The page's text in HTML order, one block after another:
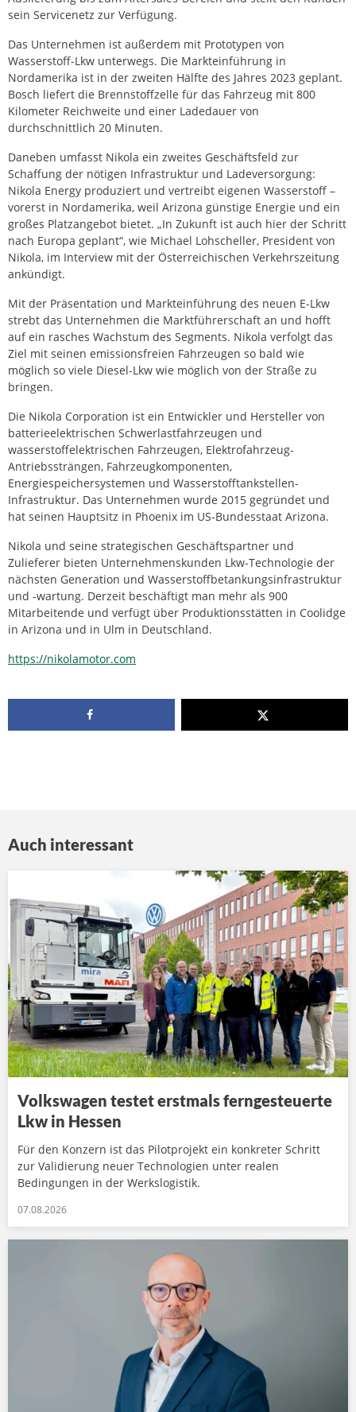
sein Servicenetz zur Verfügung.
Das Unternehmen ist außerdem mit Prototypen von
Wasserstoff-Lkw unterwegs. Die Markteinführung in
Nordamerika ist in der zweiten Hälfte des Jahres 2023 geplant.
Bosch liefert die Brennstoffzelle für das Fahrzeug mit 800
Kilometer Reichweite und einer Ladedauer von
durchschnittlich 20 Minuten.
Daneben umfasst Nikola ein zweites Geschäftsfeld zur
Schaffung der nötigen Infrastruktur und Ladeversorgung:
Nikola Energy produziert und vertreibt eigenen Wasserstoff –
vorerst in Nordamerika, weil Arizona günstige Energie und ein
großes Platzangebot bietet. „In Zukunft ist auch hier der Schritt
nach Europa geplant“, wie Michael Lohscheller, President von
Nikola, im Interview mit der Österreichischen Verkehrszeitung
ankündigt.
Mit der Präsentation und Markteinführung des neuen E-Lkw
strebt das Unternehmen die Marktführerschaft an und hofft
auf ein rasches Wachstum des Segments. Nikola verfolgt das
Ziel mit seinen emissionsfreien Fahrzeugen so bald wie
möglich so viele Diesel-Lkw wie möglich von der Straße zu
bringen.
Die Nikola Corporation ist ein Entwickler und Hersteller von
batterieelektrischen Schwerlastfahrzeugen und
wasserstoffelektrischen Fahrzeugen, Elektrofahrzeug-
Antriebssträngen, Fahrzeugkomponenten,
Energiespeichersystemen und Wasserstofftankstellen-
Infrastruktur. Das Unternehmen wurde 2015 gegründet und
hat seinen Hauptsitz in Phoenix im US-Bundesstaat Arizona.
Nikola und seine strategischen Geschäftspartner und
Zulieferer bieten Unternehmenskunden Lkw-Technologie der
nächsten Generation und Wasserstoffbetankungsinfrastruktur
und -wartung. Derzeit beschäftigt man mehr als 900
Mitarbeitende und verfügt über Produktionsstätten in Coolidge
in Arizona und in Ulm in Deutschland.
https://nikolamotor.com
Auch interessant
Volkswagen testet erstmals ferngesteuerte
Lkw in Hessen
Für den Konzern ist das Pilotprojekt ein konkreter Schritt
zur Validierung neuer Technologien unter realen
Bedingungen in der Werkslogistik.
07.08.2026